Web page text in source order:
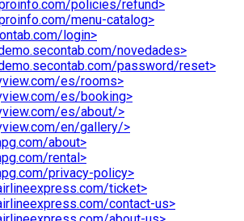
policies/refund>
menu-catalog>
login>
novedades>
password/reset>
es/rooms>
es/booking>
es/about/>
en/gallery/>
about>
rental>
privacy-policy>
ticket>
contact-us>